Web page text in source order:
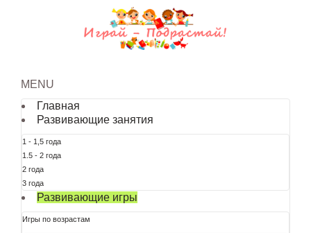
MENU
Главная
Развивающие занятия
1 - 1,5 года
1.5 - 2 года
2 года
3 года
Развивающие игры
Игры по возрастам